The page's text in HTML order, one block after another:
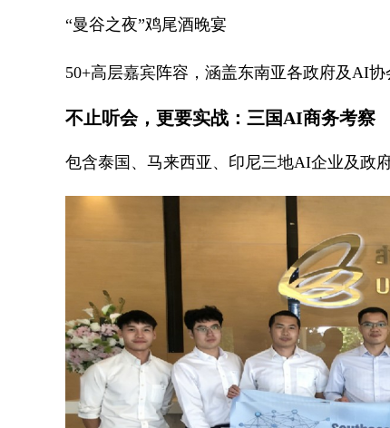
“曼谷之夜”鸡尾酒晚宴
50+高层嘉宾阵容，涵盖东南亚各政府及AI
不止听会，更要实战：三国AI商务考察
包含泰国、马来西亚、印尼三地AI企业及政